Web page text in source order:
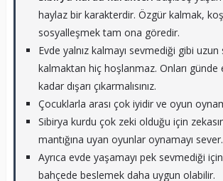
haylaz bir karakterdir. Özgür kalmak,
sosyalleşmek tam ona göredir.
Evde yalnız kalmayı sevmediği gibi
kalmaktan hiç hoşlanmaz. Onları günde
kadar dışarı çıkarmalısınız.
Çocuklarla arası çok iyidir ve oyun
Sibirya kurdu çok zeki olduğu için
mantığına uyan oyunlar oynamayı sever.
Ayrıca evde yaşamayı pek sevmediği
bahçede beslemek daha uygun olabilir.